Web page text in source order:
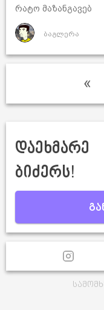
რატო მაზანგავებ
ბაგლერა
«
დაეხმარე
ბიძერს!